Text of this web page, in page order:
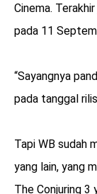
Cinema.
pada 11
“Sayangnya
pada tanggal
Tapi WB sudah
yang lain, yang
The Conjuring 3